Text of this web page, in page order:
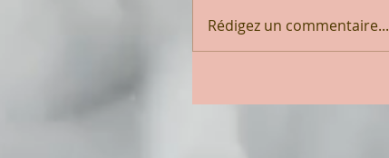
Rédigez un commentaire...